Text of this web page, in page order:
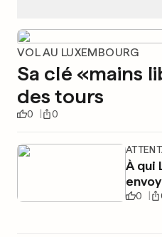
VOL AU LUXEMBOURG
Sa clé «mains
des tours
0 0
À qui
0